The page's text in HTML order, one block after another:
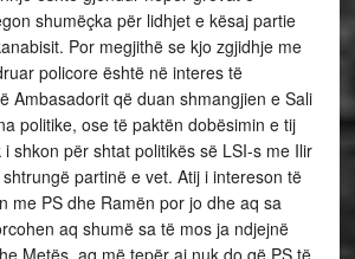
shumëçka për lidhjet e kësaj partie
Por megjithë se kjo zgjidhje me
policore është në interes të
Ambasadorit që duan shmangjien e Sali
politike, ose të paktën dobësimin e tij
shkon për shtat politikës së LSI-s me Ilir
partinë e vet. Atij i intereson të
me PS dhe Ramën por jo dhe aq sa
aq shumë sa të mos ja ndjejnë
Metës, aq më tepër ai nuk do që PS të